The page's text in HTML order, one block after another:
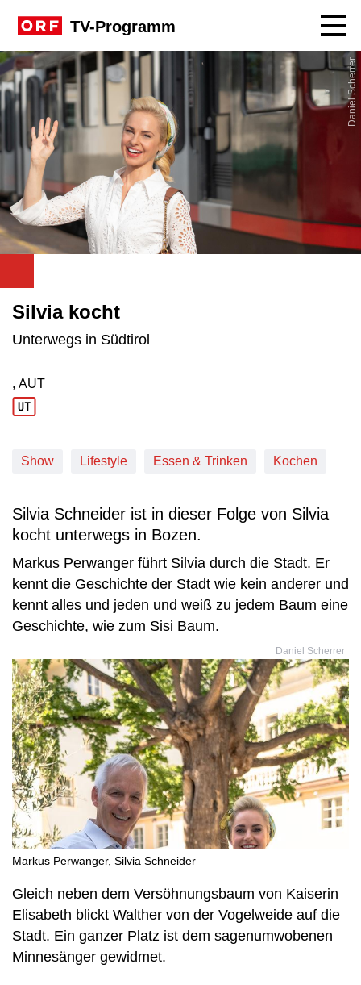
TV-Programm
Daniel Scherrer
Silvia kocht
Unterwegs in Südtirol
Produktionsland: AUT
, AUT
Show Lifestyle Essen & Trinken Kochen
Silvia Schneider ist in dieser Folge von Silvia
kocht unterwegs in Bozen.
Markus Perwanger führt Silvia durch die Stadt. Er
kennt die Geschichte der Stadt wie kein anderer und
kennt alles und jeden und weiß zu jedem Baum eine
Geschichte, wie zum Sisi Baum.
Daniel Scherrer
Markus Perwanger, Silvia Schneider
Gleich neben dem Versöhnungsbaum von Kaiserin
Elisabeth blickt Walther von der Vogelweide auf die
Stadt. Ein ganzer Platz ist dem sagenumwobenen
Minnesänger gewidmet.